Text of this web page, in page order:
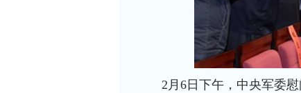
2月6日下午，中央军委